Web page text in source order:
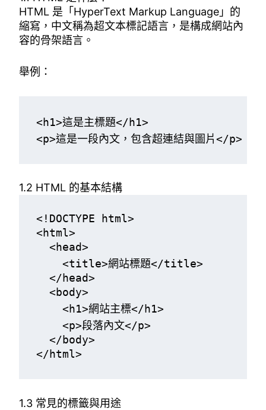
HTML 是「HyperText Markup Language」的
縮寫，中文稱為超文本標記語言，是構成網站內
容的骨架語言。
舉例：
<h1>這是主標題</h1>
<p>這是一段內文，包含超連結與圖片</p>
1.2 HTML 的基本結構
<!DOCTYPE html>
<html>
  <head>
    <title>網站標題</title>
  </head>
  <body>
    <h1>網站主標</h1>
    <p>段落內文</p>
  </body>
</html>
1.3 常見的標籤與用途